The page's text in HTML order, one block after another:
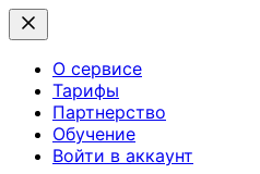
О сервисе
Тарифы
Партнерство
Обучение
Войти в аккаунт